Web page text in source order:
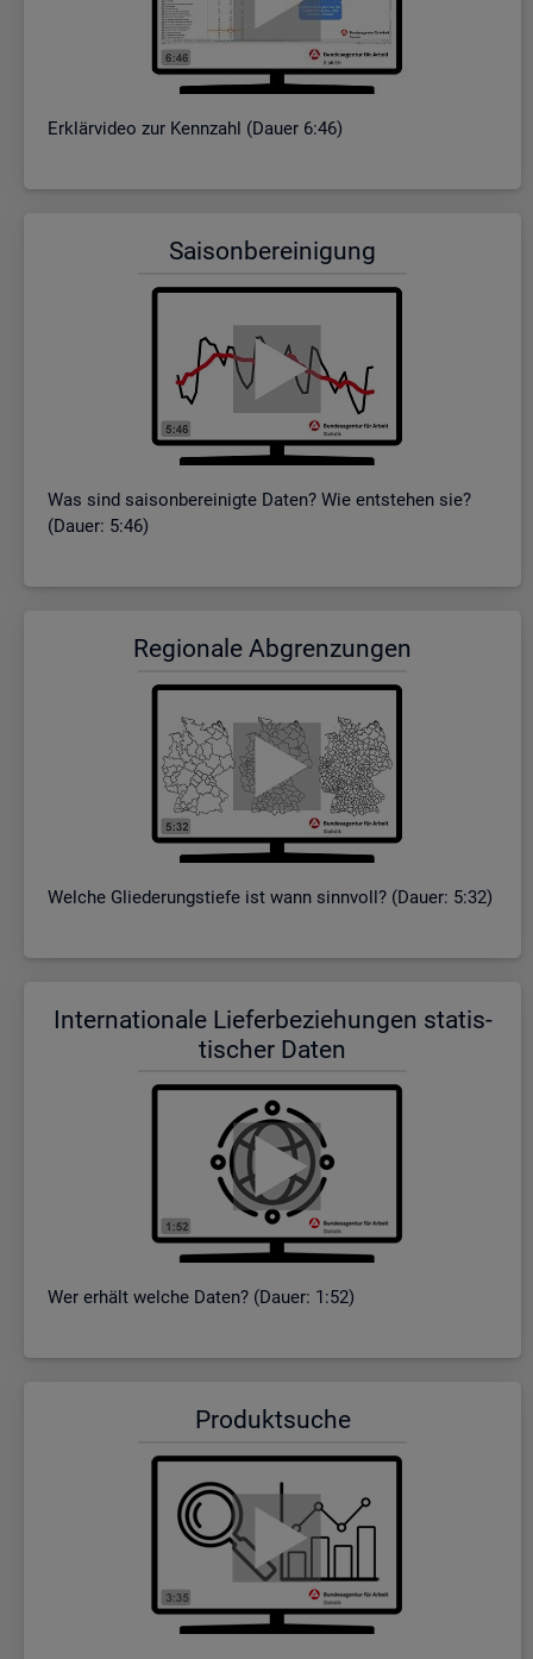
Er­klär­vi­deo zur Kenn­zahl (Dauer 6:46)
Sai­son­be­rei­ni­gung
Was sind sai­son­be­rei­nig­te Daten? Wie ent­ste­hen sie?
(Dauer: 5:46)
Re­gio­na­le Ab­gren­zun­gen
Wel­che Glie­de­rungs­tie­fe ist wann sinn­voll? (Dauer: 5:32)
In­ter­na­tio­na­le Lie­fer­be­zie­hun­gen sta­tis­
ti­scher Daten
Wer er­hält wel­che Daten? (Dauer: 1:52)
Pro­dukt­su­che